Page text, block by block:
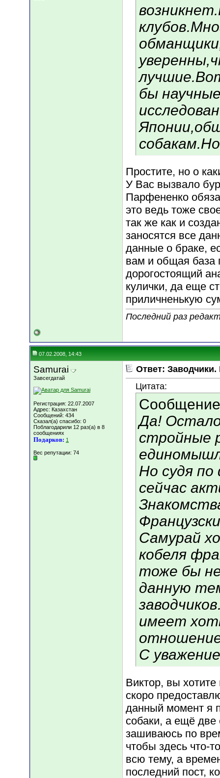
бы
Простите, но о
У Вас вызвало
Парфененко
это ведь тоже
так же как и
заносятся все
данные о браке,
вам и общая база
дорогостоящий
кулички, да еще
приличненькую
Последний раз
07.02.2008, 14:43
Samurai
Завсегдатай
Регистрация: 22.07.2007
Адрес: Казахстан
Сообщений: 434
Сказал(а) спасибо: 0
Поблагодарили 12 раз(а) в 8
сообщениях
Подарков: 1
Вес репутации: 74
Ответ:
Цитата:
Да!
стройные
Но судя
сейчас
Самурай
кобеля
тоже бы
данную
имеет
С
Виктор, вы
скоро
данный момент я
собаки, а ещё две
зашиваюсь по
чтобы здесь что-
всю тему, а
последний пост,